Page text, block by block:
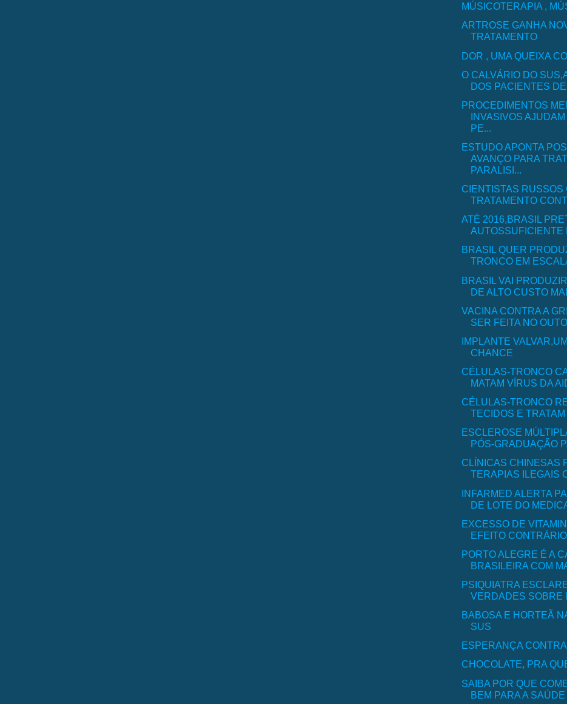
MÚSICOTERAPIA ,
ARTROSE GANHA
TRATAMENTO
DOR , UMA QUEIXA
O CALVÁRIO DO
DOS PACIENTES
PROCEDIMENTOS
INVASIVOS
PE...
ESTUDO APONTA
AVANÇO PARA
PARALISI...
CIENTISTAS RUSSOS
TRATAMENTO
ATÉ 2016,BRASIL
AUTOSSUFICIENTE
BRASIL QUER
TRONCO EM
BRASIL VAI
DE ALTO CUSTO
VACINA CONTRA A
SER FEITA NO
IMPLANTE
CHANCE
CÉLULAS-TRONCO
MATAM VÍRUS DA
CÉLULAS-TRONCO
TECIDOS E
ESCLEROSE
PÓS-GRADUAÇÃO
CLÍNICAS CHINESAS
TERAPIAS ILEGAIS
INFARMED ALERTA
DE LOTE DO
EXCESSO DE
EFEITO
PORTO ALEGRE É A
BRASILEIRA COM
PSIQUIATRA
VERDADES SOBRE
BABOSA E HORTEÃ
SUS
ESPERANÇA
CHOCOLATE, PRA
SAIBA POR QUE
BEM PARA A SAÚDE